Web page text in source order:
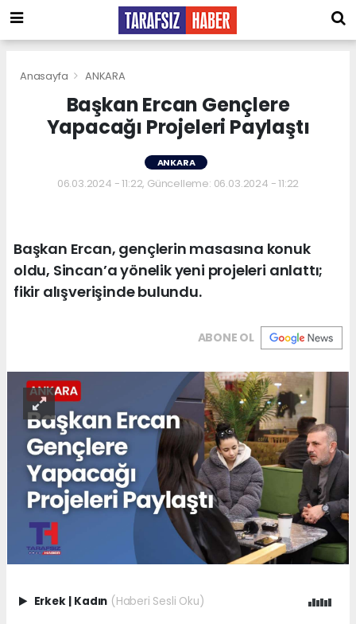
Anasayfa ANKARA
Başkan Ercan Gençlere
Yapacağı Projeleri Paylaştı
ANKARA
06.03.2024 - 11:22, Güncelleme: 06.03.2024 - 11:22
Başkan Ercan, gençlerin masasına konuk
oldu, Sincan’a yönelik yeni projeleri anlattı;
fikir alışverişinde bulundu.
ABONE OL
Erkek | Kadın (Haberi Sesli Oku)